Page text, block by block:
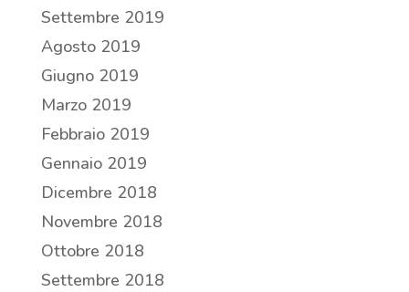
Settembre 2019
Agosto 2019
Giugno 2019
Marzo 2019
Febbraio 2019
Gennaio 2019
Dicembre 2018
Novembre 2018
Ottobre 2018
Settembre 2018